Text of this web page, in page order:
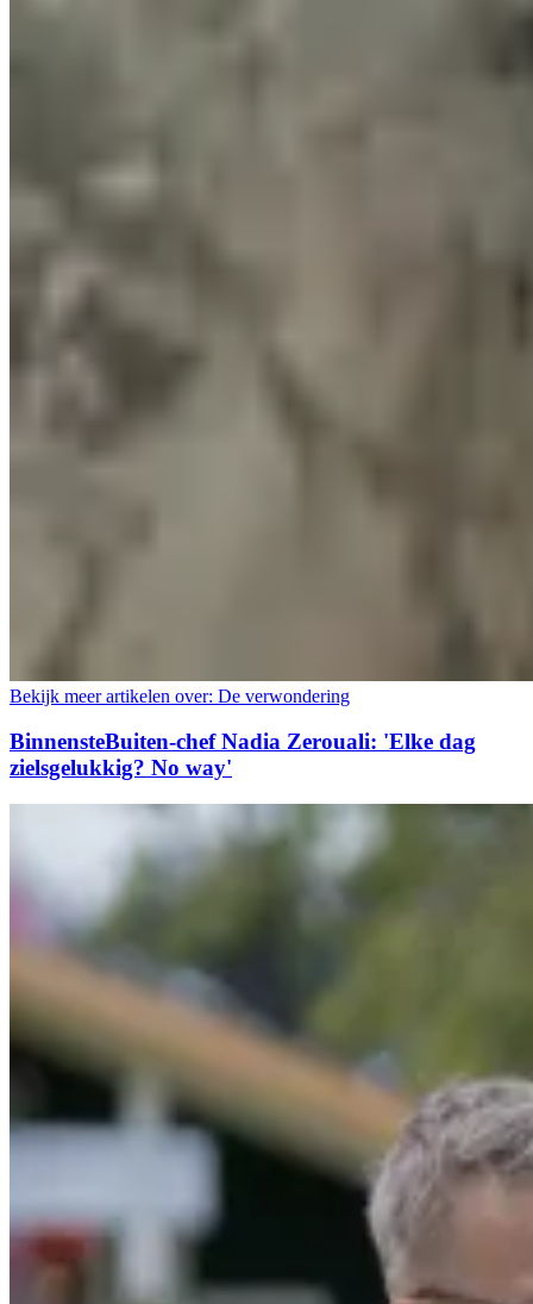
Bekijk meer artikelen over: De verwondering
BinnensteBuiten-chef Nadia Zerouali: 'Elke dag
zielsgelukkig? No way'